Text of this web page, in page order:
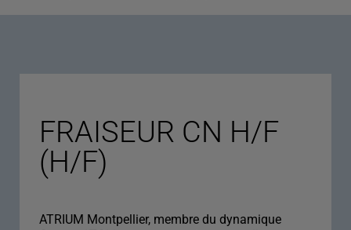
FRAISEUR CN H/F
(H/F)
ATRIUM Montpellier, membre du dynamique